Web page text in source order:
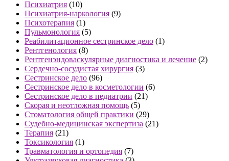
Психиатрия (10)
Психиатрия-наркология (9)
Психотерапия (1)
Пульмонология (5)
Реабилитационное сестринское дело (1)
Рентгенология (8)
Рентгенэндоваскулярные диагностика и лечение (2)
Сердечно-сосудистая хирургия (3)
Сестринское дело (96)
Сестринское дело в косметологии (6)
Сестринское дело в педиатрии (21)
Скорая и неотложная помощь (5)
Стоматология общей практики (29)
Судебно-медицинская экспертиза (21)
Терапия (21)
Токсикология (1)
Травматология и ортопедия (7)